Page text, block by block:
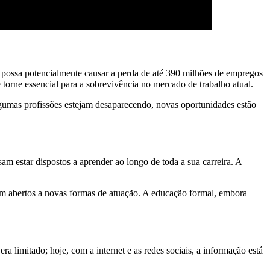
potencialmente causar a perda de até 390 milhões de empregos
essencial para a sobrevivência no mercado de trabalho atual.
profissões estejam desaparecendo, novas oportunidades estão
estar dispostos a aprender ao longo de toda a sua carreira. A
abertos a novas formas de atuação. A educação formal, embora
limitado; hoje, com a internet e as redes sociais, a informação está